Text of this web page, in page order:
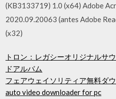
(KB3133719) 1.0 (x64) Adobe
2020.09.20063 (antes Adobe
(x32)
トロン：レガシーオリジナルサ
ドアルバム
フェアウェイソリティア無料ダ
auto video downloader for pc